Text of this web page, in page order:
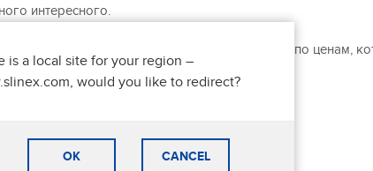
интересного.
дома, офиса, коттеджей и ЖК. И теперь – по ценам,
is a local site for your region –
would you like to redirect?
OK CANCEL